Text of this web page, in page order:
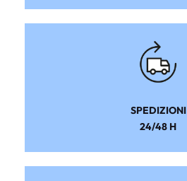
SPEDIZIONI
24/48 H